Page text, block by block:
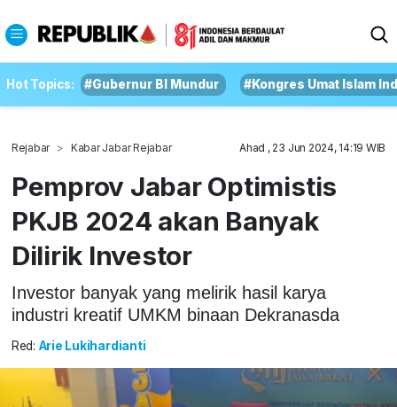
Hot Topics: #Gubernur BI Mundur #Kongres Umat Islam
Rejabar Kabar Jabar Rejabar Ahad , 23 Jun 2024, 14:19 WIB
Pemprov Jabar Optimistis
PKJB 2024 akan Banyak
Dilirik Investor
Investor banyak yang melirik hasil karya
industri kreatif UMKM binaan Dekranasda
Red: Arie Lukihardianti